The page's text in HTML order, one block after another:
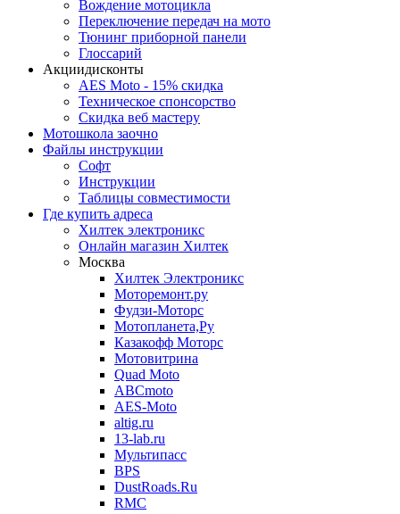
Вождение мотоцикла
Переключение передач на мото
Тюнинг приборной панели
Глоссарий
Акциидисконты
AES Moto - 15% скидка
Техническое спонсорство
Скидка веб мастеру
Мотошкола заочно
Файлы инструкции
Софт
Инструкции
Таблицы совместимости
Где купить адреса
Хилтек электроникс
Онлайн магазин Хилтек
Москва
Хилтек Электроникс
Моторемонт.ру
Фудзи-Моторс
Мотопланета,Ру
Казакофф Моторс
Мотовитрина
Quad Moto
ABCmoto
AES-Moto
altig.ru
13-lab.ru
Мультипасс
BPS
DustRoads.Ru
RMC